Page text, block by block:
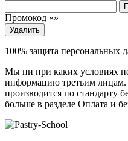
Промокод «»
Удалить
100% защита персональных
Мы ни при каких условиях
информацию третьим лицам.
производится по стандарту
больше в разделе Оплата и